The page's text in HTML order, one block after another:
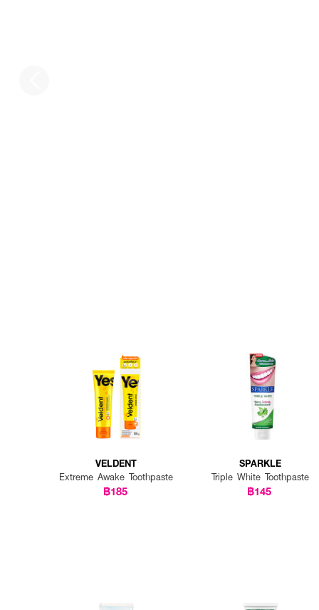
VELDENT
Extreme Awake Toothpaste
฿185
SPARKLE
Triple White Toothpaste
฿145